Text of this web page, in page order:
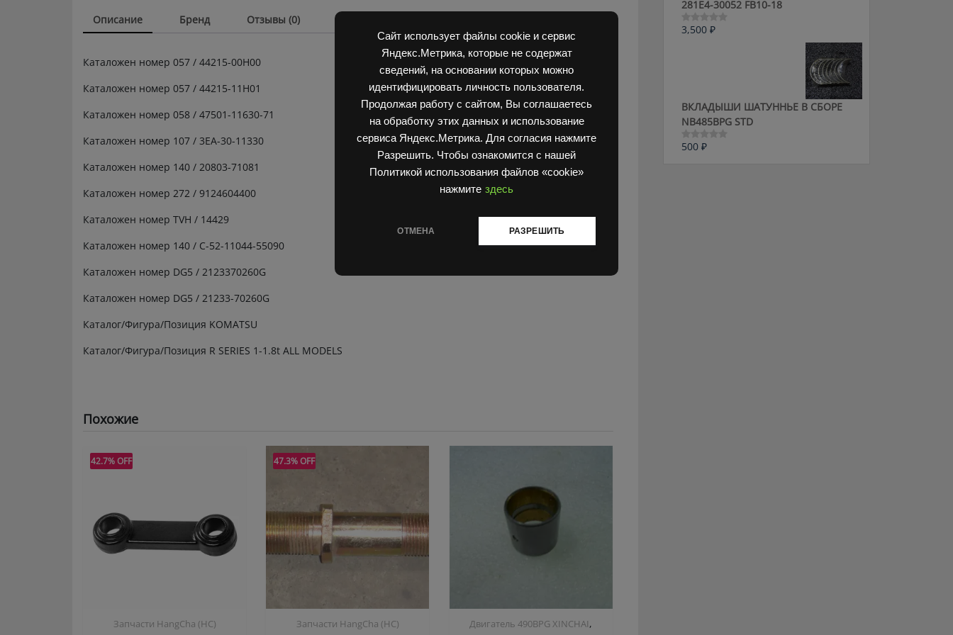
Сайт использует файлы cookie и сервис
Яндекс.Метрика, которые не содержат
сведений, на основании которых можно
идентифицировать личность пользователя.
Продолжая работу с сайтом, Вы соглашаетесь
на обработку этих данных и использование
сервиса Яндекс.Метрика. Для согласия нажмите
Разрешить. Чтобы ознакомится с нашей
Политикой использования файлов «cookie»
нажмите здесь
ОТМЕНА РАЗРЕШИТЬ
Описание Бренд Отзывы (0)
Каталожен номер 057 / 44215-00H00
Каталожен номер 057 / 44215-11H01
Каталожен номер 058 / 47501-11630-71
Каталожен номер 107 / 3EA-30-11330
Каталожен номер 140 / 20803-71081
Каталожен номер 272 / 9124604400
Каталожен номер TVH / 14429
Каталожен номер 140 / C-52-11044-55090
Каталожен номер DG5 / 2123370260G
Каталожен номер DG5 / 21233-70260G
Каталог/Фигура/Позиция KOMATSU
Каталог/Фигура/Позиция R SERIES 1-1.8t ALL MODELS
Похожие
42.7% OFF
Запчасти HangCha (HC)
47.3% OFF
Запчасти HangCha (HC) Двигатель 490BPG XINCHAI,
281E4-30052 FB10-18
Оценка
3,500 ₽
ВКЛАДЫШИ ШАТУННЬЕ В СБОРЕ
NB485BPG STD
Оценка
500 ₽